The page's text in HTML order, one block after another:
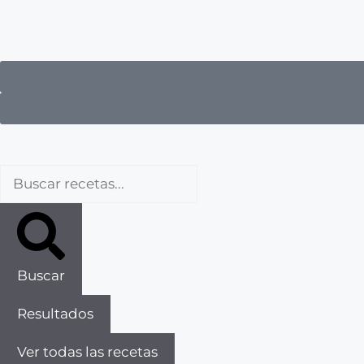
Buscar
Resultados
Ver todas las recetas